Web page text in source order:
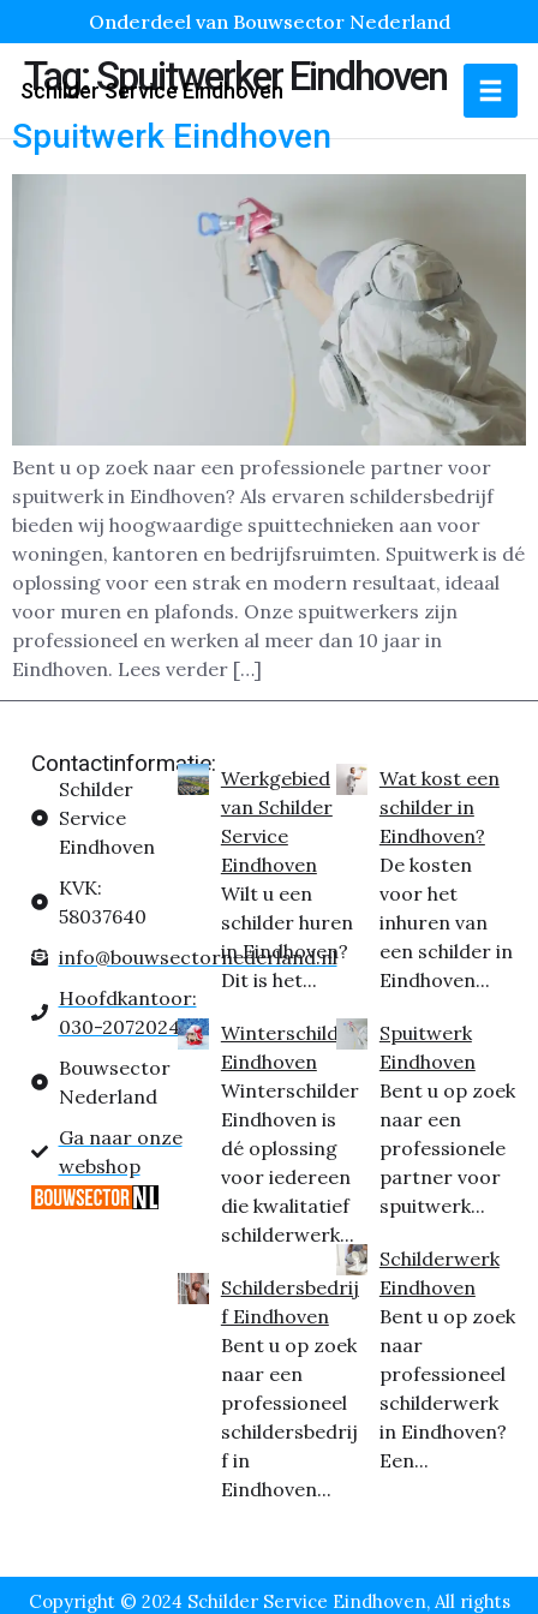
Onderdeel van Bouwsector Nederland
Schilder Service Eindhoven
Tag:Spuitwerker Eindhoven
Spuitwerk Eindhoven
Bent u op zoek naar een professionele partner voor
spuitwerk in Eindhoven? Als ervaren schildersbedrijf
bieden wij hoogwaardige spuittechnieken aan voor
woningen, kantoren en bedrijfsruimten. Spuitwerk is dé
oplossing voor een strak en modern resultaat, ideaal
voor muren en plafonds. Onze spuitwerkers zijn
professioneel en werken al meer dan 10 jaar in
Eindhoven. Lees verder […]
Contactinformatie:
Schilder
Service
Eindhoven
KVK:
58037640
info@bouwsectornederland.nl
Hoofdkantoor:
030-2072024
Bouwsector
Nederland
Ga naar onze
webshop
Werkgebied
van Schilder
Service
Eindhoven
Wilt u een
schilder huren
in Eindhoven?
Dit is het...
Winterschilder
Eindhoven
Winterschilder
Eindhoven is
dé oplossing
voor iedereen
die kwalitatief
schilderwerk...
Schildersbedrij
f Eindhoven
Bent u op zoek
naar een
professioneel
schildersbedrij
f in
Eindhoven...
Wat kost een
schilder in
Eindhoven?
De kosten
voor het
inhuren van
een schilder in
Eindhoven...
Spuitwerk
Eindhoven
Bent u op zoek
naar een
professionele
partner voor
spuitwerk...
Schilderwerk
Eindhoven
Bent u op zoek
naar
professioneel
schilderwerk
in Eindhoven?
Een...
Copyright © 2024 Schilder Service Eindhoven, All rights